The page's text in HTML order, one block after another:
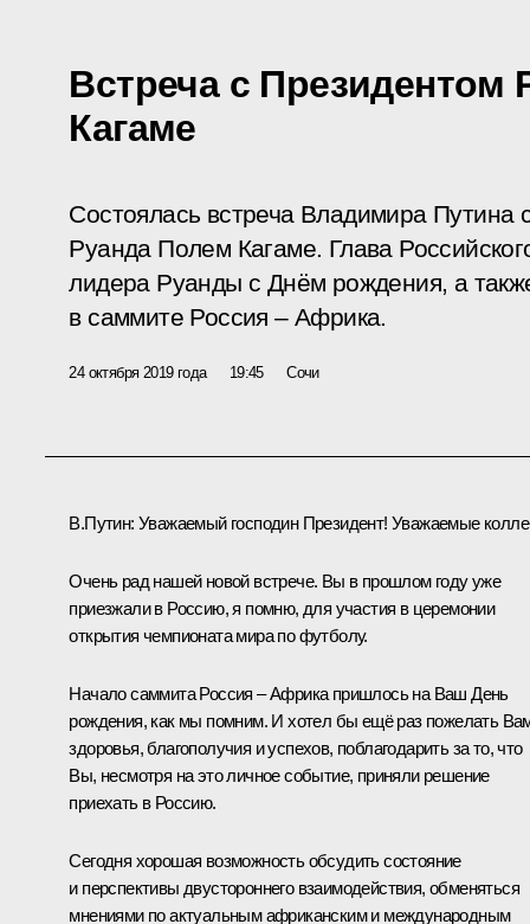
Встреча с
Кагаме
Состоялась встреча Владимира Путина
Руанда Полем Кагаме. Глава
лидера Руанды с Днём рождения, а
в саммите Россия – Африка.
24 октября 2019 года 19:45 Сочи
В.Путин: Уважаемый господин Президент! Уважаемые
Очень рад нашей новой встрече. Вы в прошлом году уже
приезжали в Россию, я помню, для участия в церемонии
открытия чемпионата мира по футболу.
Начало саммита Россия – Африка пришлось на Ваш День
рождения, как мы помним. И хотел бы ещё раз пожелать
здоровья, благополучия и успехов, поблагодарить за то, что
Вы, несмотря на это личное событие, приняли решение
приехать в Россию.
Сегодня хорошая возможность обсудить состояние
и перспективы двустороннего взаимодействия, обменяться
мнениями по актуальным африканским и международным